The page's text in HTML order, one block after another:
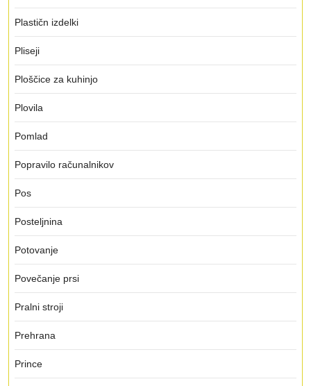
Plastičn izdelki
Pliseji
Ploščice za kuhinjo
Plovila
Pomlad
Popravilo računalnikov
Pos
Posteljnina
Potovanje
Povečanje prsi
Pralni stroji
Prehrana
Prince